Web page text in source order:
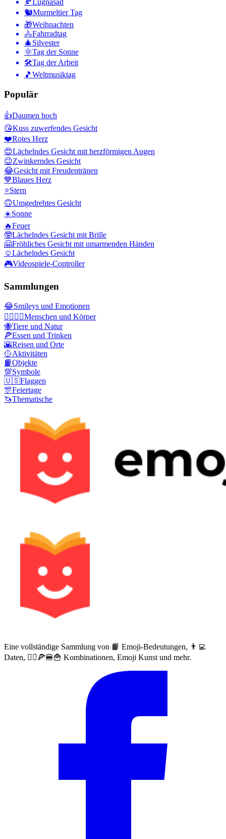
🍂 Lugnasad
🐿Murmeltier Tag
🎁Weihnachten
🚴Fahrradtag
🎄Silvester
🌞Tag der Sonne
🛠Tag der Arbeit
🎵 Weltmusiktag
Populär
👍Daumen hoch
😘Kuss zuwerfendes Gesicht
❤️Rotes Herz
😍Lächelndes Gesicht mit herzförmigen Augen
😉Zwinkerndes Gesicht
😂Gesicht mit Freudentränen
💙Blaues Herz
⭐Stern
🙃Umgedrehtes Gesicht
☀️Sonne
🔥Feuer
🤓Lächelndes Gesicht mit Brille
🤗Fröhliches Gesicht mit umarmenden Händen
☺️Lächelndes Gesicht
🎮Videospiele-Controller
Sammlungen
😂Smileys und Emotionen
👩‍❤️‍💋‍👨Menschen und Körper
🐝Tiere und Natur
🍕Essen und Trinken
🌇Reisen und Orte
🥎Aktivitäten
📙Objekte
💯Symbole
🇺🇸Flaggen
🎊Feiertage
🦄Thematische
Eine vollständige Sammlung von 📙 Emoji-Bedeutungen, 👨‍💻
Daten, 🙅‍♀️🍕🍔🍟 Kombinationen, Emoji Kunst und mehr.